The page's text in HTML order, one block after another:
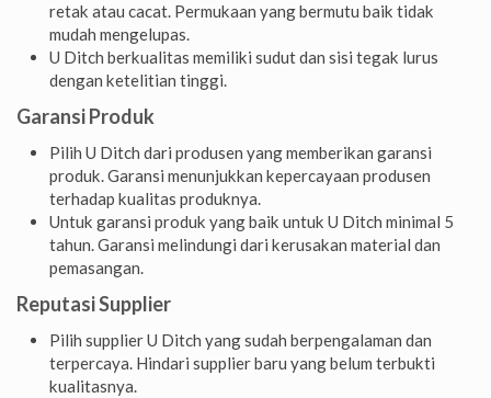
retak atau cacat. Permukaan yang bermutu baik tidak
mudah mengelupas.
U Ditch berkualitas memiliki sudut dan sisi tegak lurus
dengan ketelitian tinggi.
Garansi Produk
Pilih U Ditch dari produsen yang memberikan garansi
produk. Garansi menunjukkan kepercayaan produsen
terhadap kualitas produknya.
Untuk garansi produk yang baik untuk U Ditch minimal 5
tahun. Garansi melindungi dari kerusakan material dan
pemasangan.
Reputasi Supplier
Pilih supplier U Ditch yang sudah berpengalaman dan
terpercaya. Hindari supplier baru yang belum terbukti
kualitasnya.